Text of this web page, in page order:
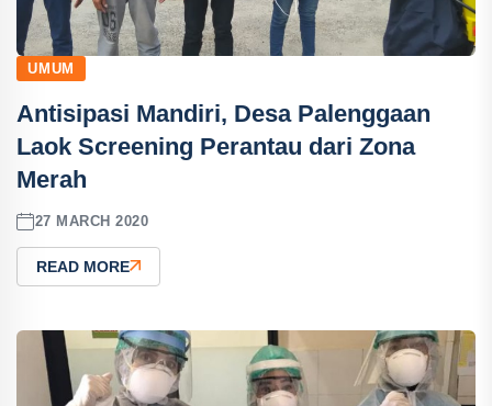
UMUM
Antisipasi Mandiri, Desa Palenggaan
Laok Screening Perantau dari Zona
Merah
27 MARCH 2020
READ MORE